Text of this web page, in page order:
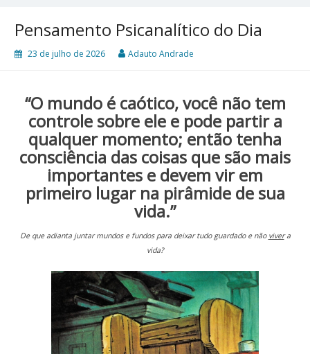
Pensamento Psicanalítico do Dia
23 de julho de 2026 Adauto Andrade
“O mundo é caótico, você não tem
controle sobre ele e pode partir a
qualquer momento; então tenha
consciência das coisas que são mais
importantes e devem vir em
primeiro lugar na pirâmide de sua
vida.”
De que adianta juntar mundos e fundos para deixar tudo guardado e não vivera
vida?